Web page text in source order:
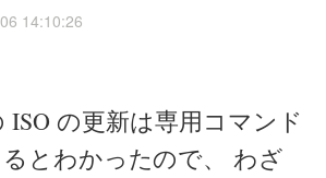
14:10:26
ISO の更新は専用コマンド
とわかったので、 わざ